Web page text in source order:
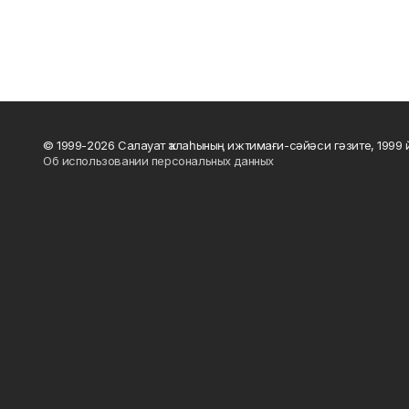
© 1999-2026 Салауат ҡалаһының ижтимағи-сәйәси гәзите,
Об использовании персональных данных